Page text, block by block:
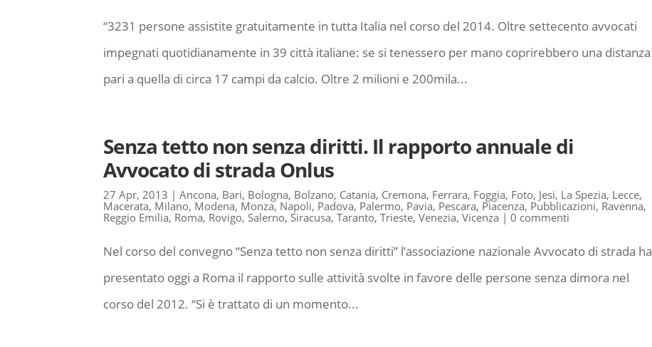
“3231 persone assistite gratuitamente in tutta Italia nel corso del 2014. Oltre settecento avvocati
impegnati quotidianamente in 39 città italiane: se si tenessero per mano coprirebbero una distanza
pari a quella di circa 17 campi da calcio. Oltre 2 milioni e 200mila...
Senza tetto non senza diritti. Il rapporto annuale di
Avvocato di strada Onlus
27 Apr, 2013 | Ancona, Bari, Bologna, Bolzano, Catania, Cremona, Ferrara, Foggia, Foto, Jesi, La Spezia, Lecce,
Macerata, Milano, Modena, Monza, Napoli, Padova, Palermo, Pavia, Pescara, Piacenza, Pubblicazioni, Ravenna,
Reggio Emilia, Roma, Rovigo, Salerno, Siracusa, Taranto, Trieste, Venezia, Vicenza | 0 commenti
Nel corso del convegno “Senza tetto non senza diritti” l’associazione nazionale Avvocato di strada ha
presentato oggi a Roma il rapporto sulle attività svolte in favore delle persone senza dimora nel
corso del 2012. “Si è trattato di un momento...